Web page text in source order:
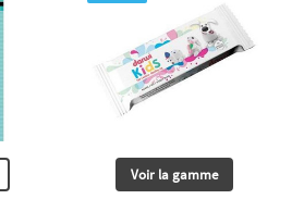
Voir la gamme